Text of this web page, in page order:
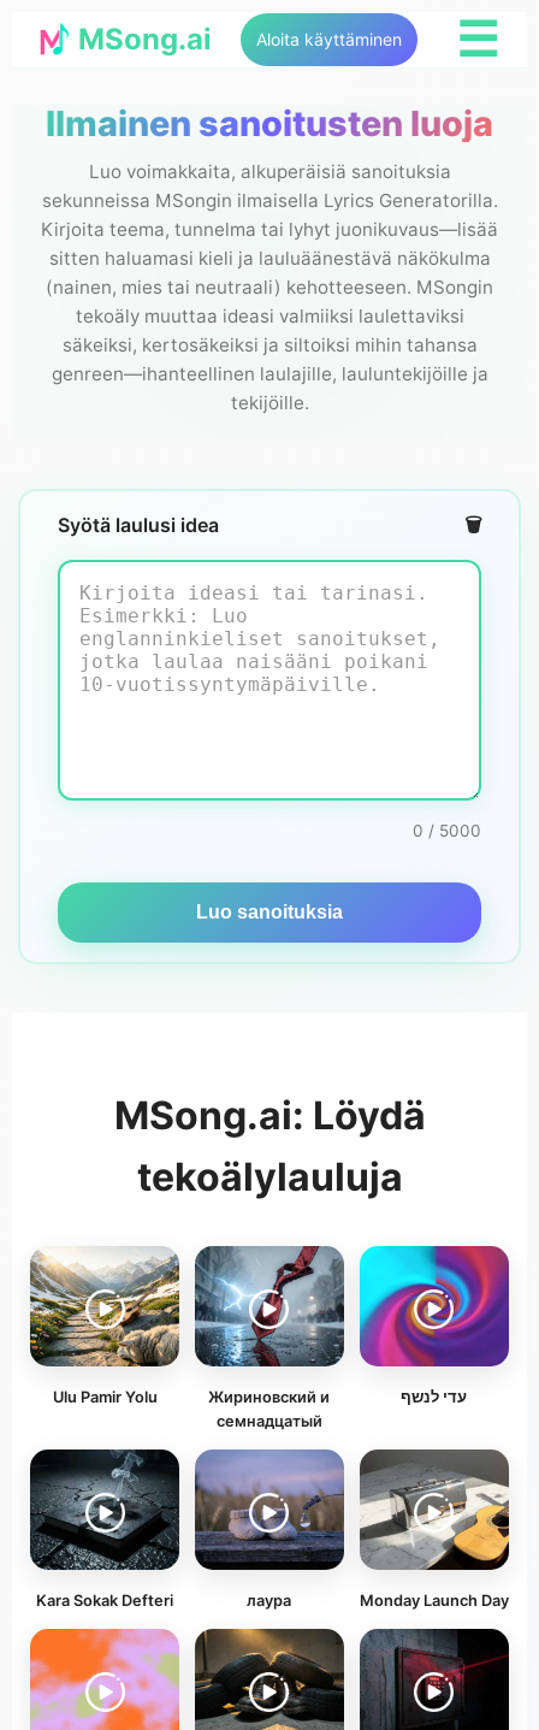
MSong.ai Aloita käyttäminen ☰
Ilmainen sanoitusten luoja
Luo voimakkaita, alkuperäisiä sanoituksia
sekunneissa MSongin ilmaisella Lyrics Generatorilla.
Kirjoita teema, tunnelma tai lyhyt juonikuvaus—lisää
sitten haluamasi kieli ja lauluäänestävä näkökulma
(nainen, mies tai neutraali) kehotteeseen. MSongin
tekoäly muuttaa ideasi valmiiksi laulettaviksi
säkeiksi, kertosäkeiksi ja siltoiksi mihin tahansa
genreen—ihanteellinen laulajille, lauluntekijöille ja
tekijöille.
Syötä laulusi idea 🗑️
0 / 5000
Luo sanoituksia
MSong.ai: Löydä
tekoälylauluja
Ulu Pamir Yolu
Жириновский и
семнадцатый
עדי לנשף
Kara Sokak Defteri лаура Monday Launch Day